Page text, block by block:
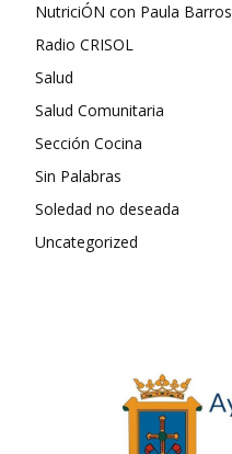
NutriciÓN con Paula Barros
Radio CRISOL
Salud
Salud Comunitaria
Sección Cocina
Sin Palabras
Soledad no deseada
Uncategorized